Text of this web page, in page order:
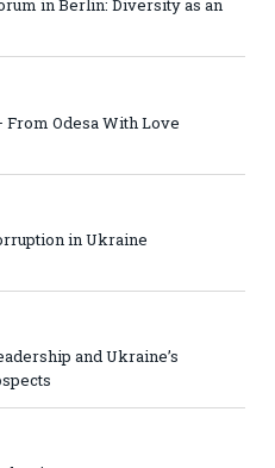
in Berlin: Diversity as an
From Odesa With Love
in Ukraine
and Ukraine’s